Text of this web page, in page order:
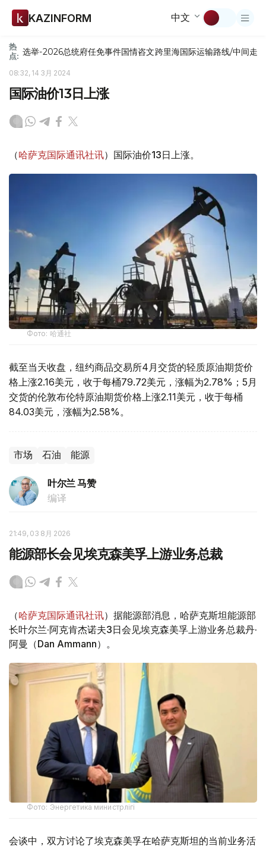
KAZINFORM 中文
热
点: 选举-2026总统府任免事件国情咨文跨里海国际运输路线/中间走廊
08:32, 14 3月 2024
国际油价13日上涨
（哈萨克国际通讯社讯）国际油价13日上涨。
Фото: 哈通社
截至当天收盘，纽约商品交易所4月交货的轻质原油期货价
格上涨2.16美元，收于每桶79.72美元，涨幅为2.78%；5月
交货的伦敦布伦特原油期货价格上涨2.11美元，收于每桶
84.03美元，涨幅为2.58%。
市场 石油 能源
叶尔兰 马赞
编译
21:49, 03 8月 2026
能源部长会见埃克森美孚上游业务总裁
（哈萨克国际通讯社讯）据能源部消息，哈萨克斯坦能源部
长叶尔兰·阿克肯杰诺夫3日会见埃克森美孚上游业务总裁丹·
阿曼（Dan Ammann）。
Фото: Энергетика министрлігі
会谈中，双方讨论了埃克森美孚在哈萨克斯坦的当前业务活